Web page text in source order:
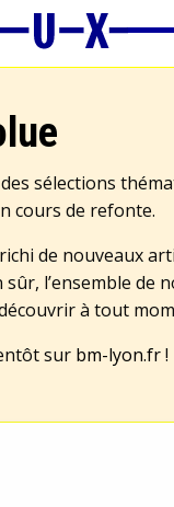
sélections
cours de refonte.
de nouveaux
l’ensemble de
à tout
sur bm-lyon.fr!